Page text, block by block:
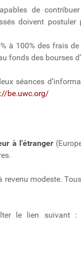
de
doivent postuler
à 100% des frais
fonds des bourses
séances
be.uwc.org/
à l’étranger
modeste.
le lien suivant :